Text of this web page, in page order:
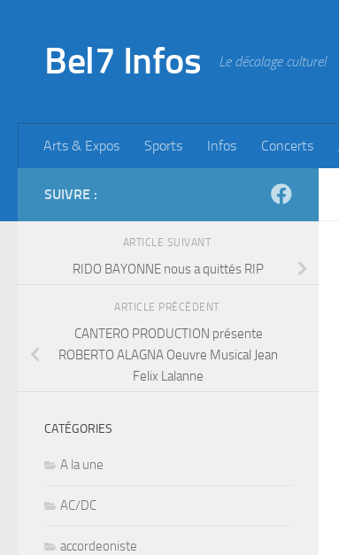
Bel7 Infos Le décalage culturel
Arts & Expos Sports Infos Concerts
SUIVRE :
ARTICLE SUIVANT
RIDO BAYONNE nous a quittés RIP
ARTICLE PRÉCÉDENT
CANTERO PRODUCTION présente
ROBERTO ALAGNA Oeuvre Musical Jean
Felix Lalanne
CATÉGORIES
A la une
AC/DC
accordeoniste